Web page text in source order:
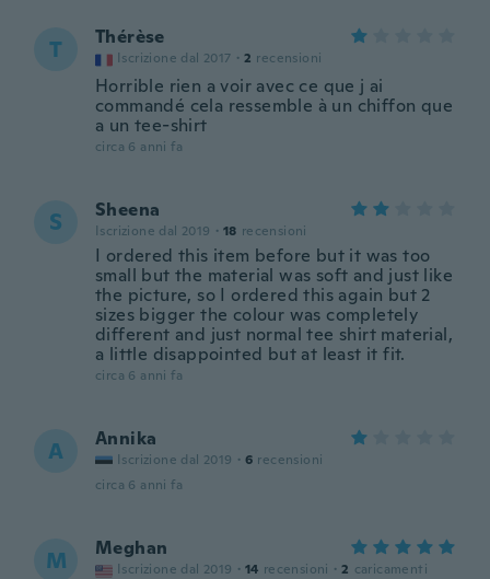
T Thérèse
Iscrizione dal 2017 · 2 recensioni
Horrible rien a voir avec ce que j ai
commandé cela ressemble à un chiffon que
a un tee-shirt
circa 6 anni fa
S Sheena
Iscrizione dal 2019 · 18 recensioni
I ordered this item before but it was too
small but the material was soft and just like
the picture, so I ordered this again but 2
sizes bigger the colour was completely
different and just normal tee shirt material,
a little disappointed but at least it fit.
circa 6 anni fa
A Annika
Iscrizione dal 2019 · 6 recensioni
circa 6 anni fa
M Meghan
Iscrizione dal 2019 · 14 recensioni · 2 caricamenti